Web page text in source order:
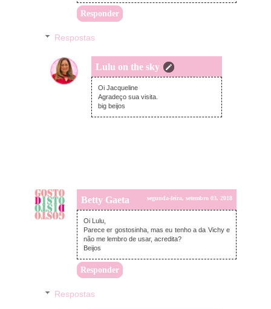
Responder
Respostas
Lulu on the sky
segunda-feira, setembro 03, 2018
Oi Jacqueline
Agradeço sua visita.
big beijos
Betty Gaeta segunda-feira, setembro 03, 2018
Oi Lulu,
Parece er gostosinha, mas eu tenho a da Vichy e
não me lembro de usar, acredita?
Beijos
Responder
Respostas